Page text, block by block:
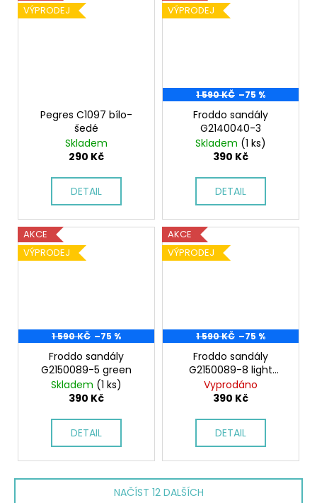
VÝPRODEJ
Pegres C1097 bílo-
šedé
Skladem
290 Kč
DETAIL
VÝPRODEJ
1 590 KČ –75 %
Froddo sandály
G2140040-3
Skladem (1 ks)
390 Kč
DETAIL
AKCE
VÝPRODEJ
1 590 KČ –75 %
Froddo sandály
G2150089-5 green
Skladem (1 ks)
390 Kč
DETAIL
AKCE
VÝPRODEJ
1 590 KČ –75 %
Froddo sandály
G2150089-8 light
green
Vyprodáno
390 Kč
DETAIL
NAČÍST 12 DALŠÍCH